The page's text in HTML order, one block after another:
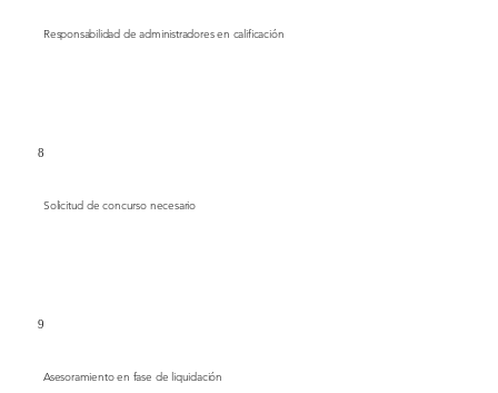
Responsabilidad de administradores en calificación
Solicitud de concurso necesario
8
Asesoramiento en fase de liquidación
9